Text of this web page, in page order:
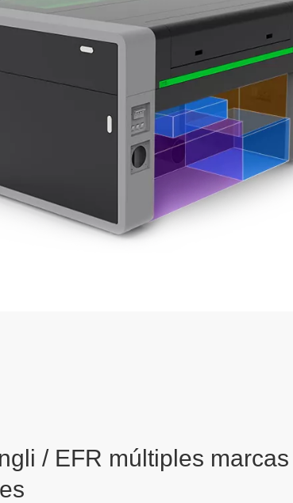
/ EFR múltiples marcas